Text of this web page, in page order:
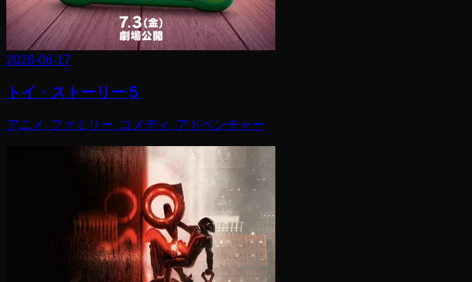
2026-06-17
トイ・ストーリー５
アニメ, ファミリー, コメディ, アドベンチャー